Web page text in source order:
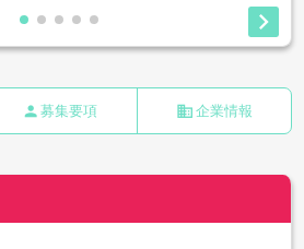

person 募集要項 business 企業情報